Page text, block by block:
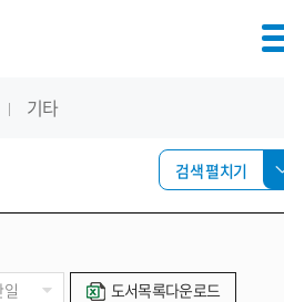
기타
검색 펼치기
도서목록다운로드